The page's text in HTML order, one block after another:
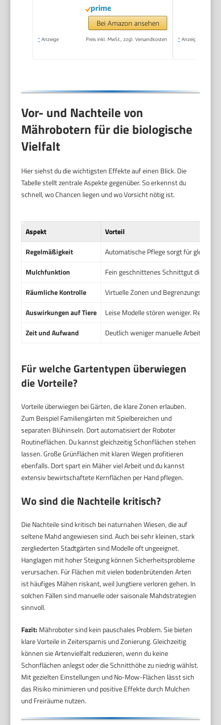
Bei Amazon ansehen
* Anzeige Preis inkl. MwSt., zzgl. Versandkosten * Anzeige
Vor- und Nachteile von
Mährobotern für die biologische
Vielfalt
Hier siehst du die wichtigsten Effekte auf einen Blick. Die
Tabelle stellt zentrale Aspekte gegenüber. So erkennst du
schnell, wo Chancen liegen und wo Vorsicht nötig ist.
Aspekt
Vorteil
Regelmäßigkeit
Automatische Pflege sorgt für
Mulchfunktion
Fein geschnittenes Schnittgut dient
Räumliche Kontrolle
Virtuelle Zonen und
Auswirkungen auf Tiere
Leise Modelle stören weniger.
Zeit und Aufwand
Deutlich weniger manuelle Arbeit. Du
Für welche Gartentypen überwiegen
die Vorteile?
Vorteile überwiegen bei Gärten, die klare Zonen erlauben.
Zum Beispiel Familiengärten mit Spielbereichen und
separaten Blühinseln. Dort automatisiert der Roboter
Routineflächen. Du kannst gleichzeitig Schonflächen stehen
lassen. Große Grünflächen mit klaren Wegen profitieren
ebenfalls. Dort spart ein Mäher viel Arbeit und du kannst
extensiv bewirtschaftete Kernflächen per Hand pflegen.
Wo sind die Nachteile kritisch?
Die Nachteile sind kritisch bei naturnahen Wiesen, die auf
seltene Mahd angewiesen sind. Auch bei sehr kleinen, stark
zergliederten Stadtgärten sind Modelle oft ungeeignet.
Hanglagen mit hoher Steigung können Sicherheitsprobleme
verursachen. Für Flächen mit vielen bodenbrütenden Arten
ist häufiges Mähen riskant, weil Jungtiere verloren gehen. In
solchen Fällen sind manuelle oder saisonale Mahdstrategien
sinnvoll.
Fazit: Mähroboter sind kein pauschales Problem. Sie bieten
klare Vorteile in Zeitersparnis und Zonierung. Gleichzeitig
können sie Artenvielfalt reduzieren, wenn du keine
Schonflächen anlegst oder die Schnitthöhe zu niedrig wählst.
Mit gezielten Einstellungen und No-Mow-Flächen lässt sich
das Risiko minimieren und positive Effekte durch Mulchen
und Freiräume nutzen.